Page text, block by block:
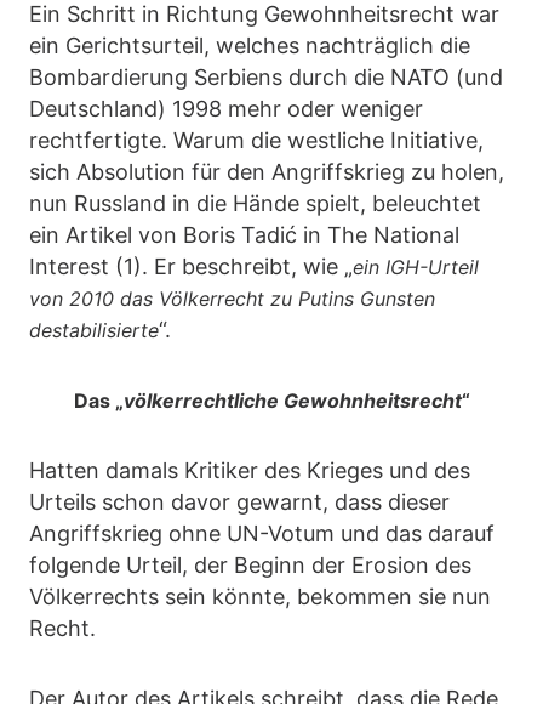
Ein Schritt in Richtung Gewohnheitsrecht war
ein Gerichtsurteil, welches nachträglich die
Bombardierung Serbiens durch die NATO (und
Deutschland) 1998 mehr oder weniger
rechtfertigte. Warum die westliche Initiative,
sich Absolution für den Angriffskrieg zu holen,
nun Russland in die Hände spielt, beleuchtet
ein Artikel von Boris Tadić in The National
Interest (1). Er beschreibt, wie „ein IGH-Urteil
von 2010 das Völkerrecht zu Putins Gunsten
destabilisierte“.
Das „völkerrechtliche Gewohnheitsrecht“
Hatten damals Kritiker des Krieges und des
Urteils schon davor gewarnt, dass dieser
Angriffskrieg ohne UN-Votum und das darauf
folgende Urteil, der Beginn der Erosion des
Völkerrechts sein könnte, bekommen sie nun
Recht.
Der Autor des Artikels schreibt, dass die Rede